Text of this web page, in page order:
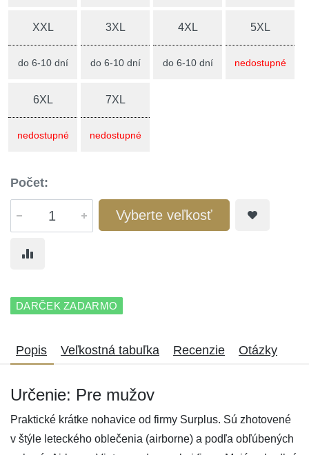
XXL
do 6-10 dní
3XL
do 6-10 dní
4XL
do 6-10 dní
5XL
nedostupné
6XL
nedostupné
7XL
nedostupné
Počet:
Vyberte veľkosť
DARČEK ZADARMO
Popis Veľkostná tabuľka Recenzie Otázky
Určenie: Pre mužov
Praktické krátke nohavice od firmy Surplus. Sú zhotovené
v štýle leteckého oblečenia (airborne) a podľa obľúbených